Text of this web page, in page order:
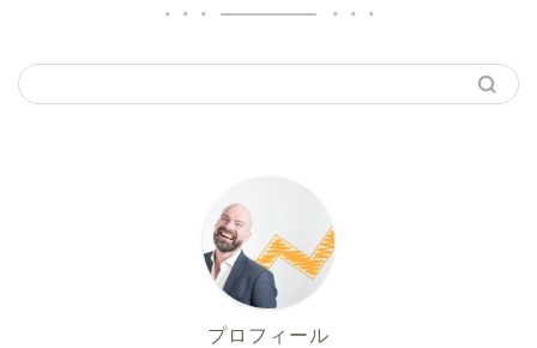
プロフィール